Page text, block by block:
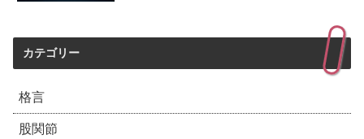
カテゴリー
格言
股関節